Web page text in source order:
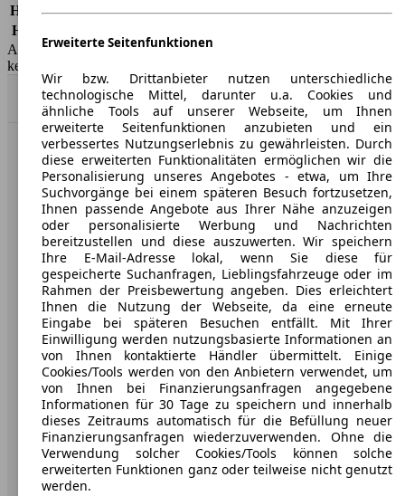
Haftpflicht -
HSN/TSN
AutoScout24 GmbH übernimmt für die Richtigkeit der Angaben
keine Gewähr.
Nach Oben
AutoScout24: Europaweit der größte Online-Automarkt.
Unternehmen
Über AutoScout24
Presse
Karriere
Werbung
AGB
Datenschutz
Impressum
Erklärung zur Barrierefreiheit
Erweiterte Seitenfunktionen
Wir bzw. Drittanbieter nutzen unterschiedliche
technologische Mittel, darunter u.a. Cookies und
ähnliche Tools auf unserer Webseite, um Ihnen
erweiterte Seitenfunktionen anzubieten und ein
verbessertes Nutzungserlebnis zu gewährleisten. Durch
diese erweiterten Funktionalitäten ermöglichen wir die
Personalisierung unseres Angebotes - etwa, um Ihre
Suchvorgänge bei einem späteren Besuch fortzusetzen,
Ihnen passende Angebote aus Ihrer Nähe anzuzeigen
oder personalisierte Werbung und Nachrichten
bereitzustellen und diese auszuwerten. Wir speichern
Ihre E-Mail-Adresse lokal, wenn Sie diese für
gespeicherte Suchanfragen, Lieblingsfahrzeuge oder im
Rahmen der Preisbewertung angeben. Dies erleichtert
Ihnen die Nutzung der Webseite, da eine erneute
Eingabe bei späteren Besuchen entfällt. Mit Ihrer
Einwilligung werden nutzungsbasierte Informationen an
von Ihnen kontaktierte Händler übermittelt. Einige
Cookies/Tools werden von den Anbietern verwendet, um
von Ihnen bei Finanzierungsanfragen angegebene
Informationen für 30 Tage zu speichern und innerhalb
dieses Zeitraums automatisch für die Befüllung neuer
Finanzierungsanfragen wiederzuverwenden. Ohne die
Verwendung solcher Cookies/Tools können solche
erweiterten Funktionen ganz oder teilweise nicht genutzt
werden.